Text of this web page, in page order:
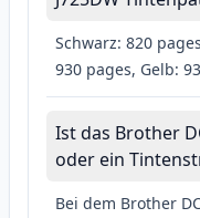
Schwarz: 820
930 pages, Gelb:
Ist das Brother
oder ein
Bei dem Brother